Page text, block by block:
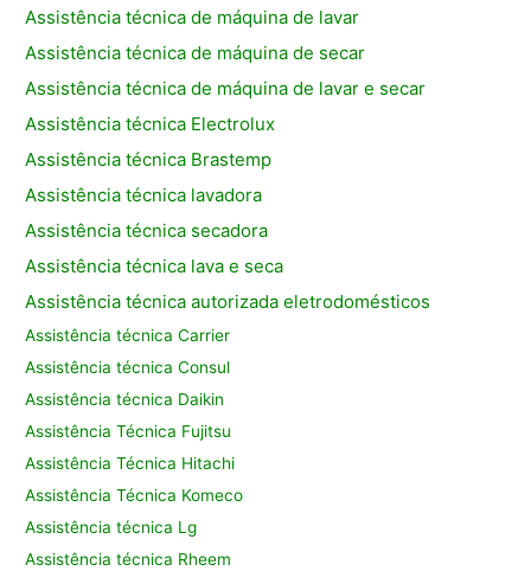
Assistência técnica de máquina de lavar
Assistência técnica de máquina de secar
Assistência técnica de máquina de lavar e secar
Assistência técnica Electrolux
Assistência técnica Brastemp
Assistência técnica lavadora
Assistência técnica secadora
Assistência técnica lava e seca
Assistência técnica autorizada eletrodomésticos
Assistência técnica Carrier
Assistência técnica Consul
Assistência técnica Daikin
Assistência Técnica Fujitsu
Assistência Técnica Hitachi
Assistência Técnica Komeco
Assistência técnica Lg
Assistência técnica Rheem